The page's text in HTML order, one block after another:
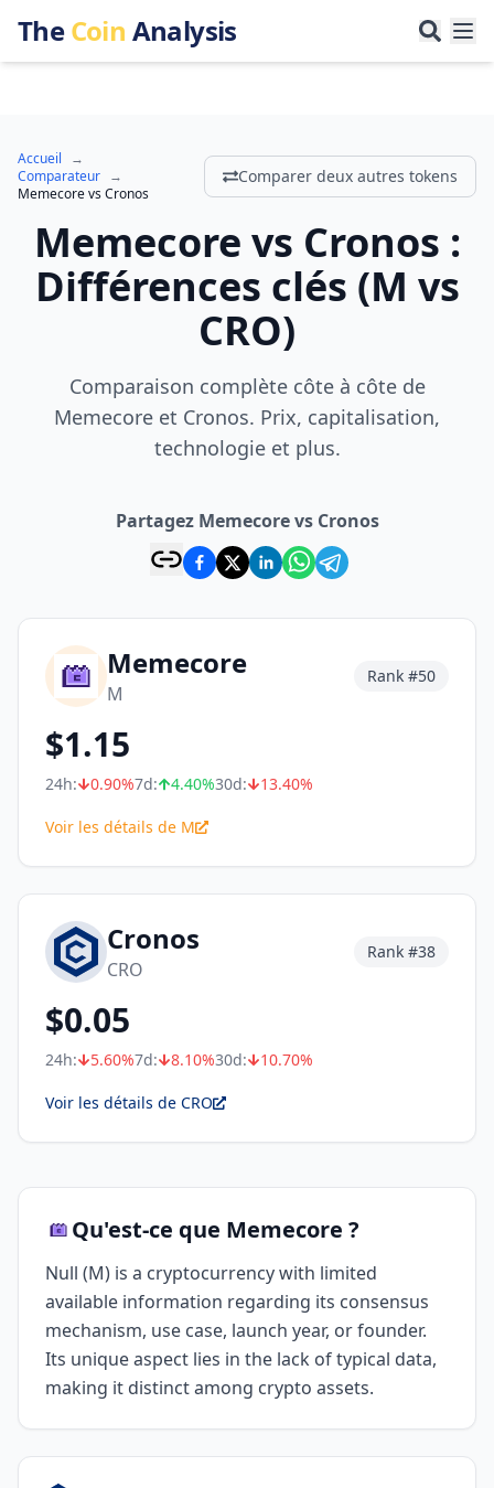
TheCoin Analysis
Accueil
→
Comparateur →
MemecorevsCronos
Comparer deux autres tokens
Memecore vs Cronos :
Différences clés (M vs
CRO)
Comparaison complète côte à côte de
Memecore et Cronos. Prix, capitalisation,
technologie et plus.
Partagez Memecore vs Cronos
Memecore
M
Rank #50
$1.15
24h: 0.90%7d: 4.40%30d: 13.40%
Voir les détails de M
Cronos
CRO
Rank #38
$0.05
24h: 5.60%7d: 8.10%30d: 10.70%
Voir les détails de CRO
Qu'est-ce que Memecore ?
Null (M) is a cryptocurrency with limited
available information regarding its consensus
mechanism, use case, launch year, or founder.
Its unique aspect lies in the lack of typical data,
making it distinct among crypto assets.